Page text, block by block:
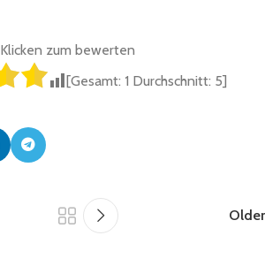
Klicken zum bewerten
[Gesamt: 1 Durchschnitt: 5]
Older